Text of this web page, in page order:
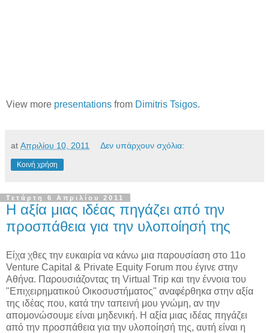
View more presentations from Dimitris Tsigos.
at Απριλίου 10, 2011 Δεν υπάρχουν σχόλια:
Κοινή χρήση
Τετάρτη 6 Απριλίου 2011
Η αξία μιας ιδέας πηγάζει από την
προσπάθεια για την υλοποίησή της
Είχα χθες την ευκαιρία να κάνω μια παρουσίαση στο 11ο
Venture Capital & Private Equity Forum που έγινε στην
Αθήνα. Παρουσιάζοντας τη Virtual Trip και την έννοια του
"Επιχειρηματικού Οικοσυστήματος" αναφέρθηκα στην αξία
της ιδέας που, κατά την ταπεινή μου γνώμη, αν την
απομονώσουμε είναι μηδενική. Η αξία μιας ιδέας πηγάζει
από την προσπάθεια για την υλοποίησή της, αυτή είναι η